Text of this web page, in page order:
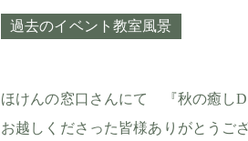
過去のイベント教室風景
ほけんの窓口さんにて 『秋の癒し
お越しくださった皆様ありがとうご